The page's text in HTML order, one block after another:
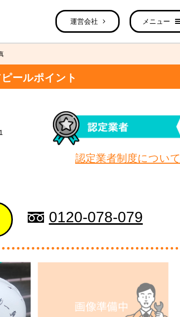
運営会社 メニュー
ールポイント
認定業者制度について
0120-078-079